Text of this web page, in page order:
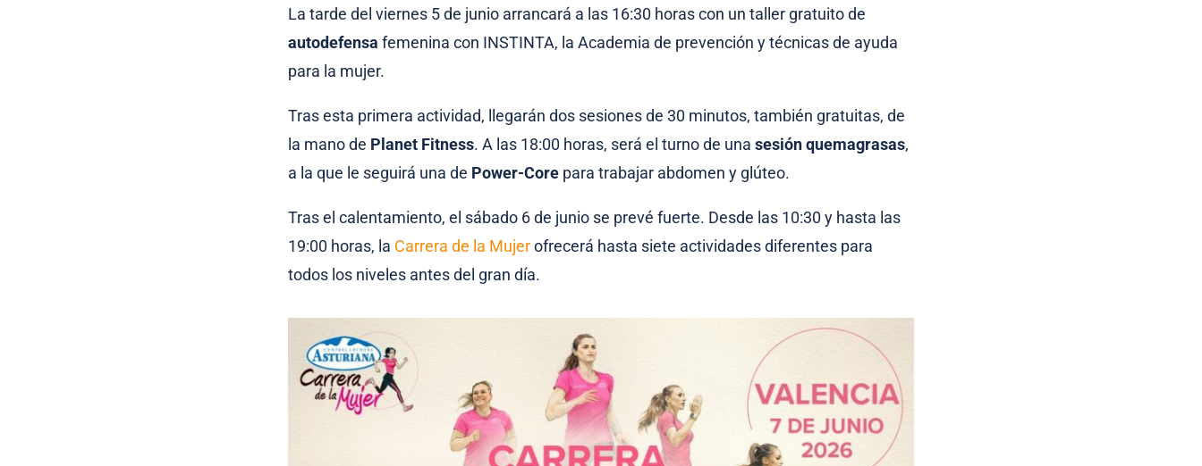
La tarde del viernes 5 de junio arrancará a las 16:30 horas con un taller gratuito de
autodefensa femenina con INSTINTA, la Academia de prevención y técnicas de ayuda
para la mujer.
Tras esta primera actividad, llegarán dos sesiones de 30 minutos, también gratuitas, de
la mano de Planet Fitness. A las 18:00 horas, será el turno de una sesión quemagrasas,
a la que le seguirá una de Power-Core para trabajar abdomen y glúteo.
Tras el calentamiento, el sábado 6 de junio se prevé fuerte. Desde las 10:30 y hasta las
19:00 horas, la Carrera de la Mujerofrecerá hasta siete actividades diferentes para
todos los niveles antes del gran día.